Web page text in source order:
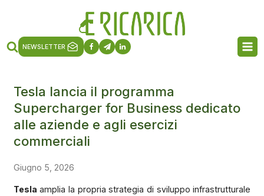
NEWSLETTER
Tesla lancia il programma
Supercharger for Business dedicato
alle aziende e agli esercizi
commerciali
Giugno 5, 2026
Tesla amplia la propria strategia di sviluppo infrastrutturale